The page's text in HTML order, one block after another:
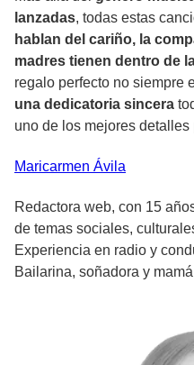
lanzadas, todas estas
hablan del cariño, la
madres tienen dentro de
regalo perfecto no siempre
una dedicatoria sincera
uno de los mejores detalles
Maricarmen Ávila
Redactora web, con 15
de temas sociales,
Experiencia en radio y
Bailarina, soñadora y